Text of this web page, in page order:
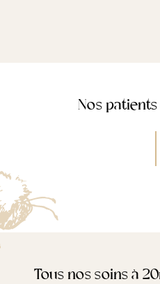
Nos
Tous nos soins à